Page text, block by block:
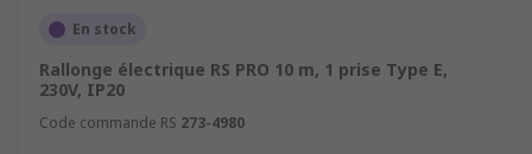
En stock
Rallonge électrique RS PRO 10 m, 1 prise Type E,
230V, IP20
Code commande RS 273-4980